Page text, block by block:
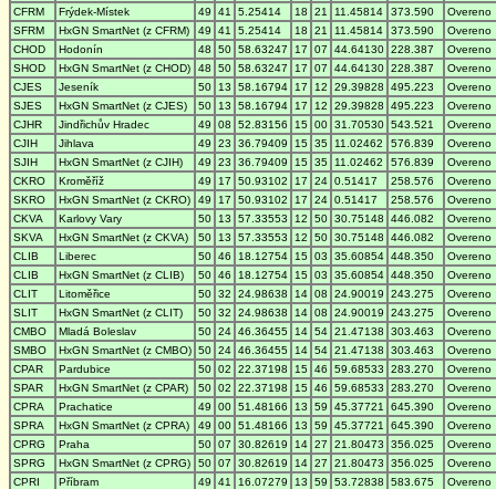
CFRM
Frýdek-Místek 49 41 5.25414 18 21 11.45814 373.590
Overeno
SFRM
HxGN SmartNet (z CFRM) 49 41 5.25414 18 21 11.45814 373.590
Overeno
CHOD
Hodonín 48 50 58.63247 17 07 44.64130 228.387
Overeno
SHOD
HxGN SmartNet (z CHOD) 48 50 58.63247 17 07 44.64130 228.387
Overeno
CJES
Jeseník 50 13 58.16794 17 12 29.39828 495.223
Overeno
SJES
HxGN SmartNet (z CJES) 50 13 58.16794 17 12 29.39828 495.223
Overeno
CJHR
Jindřichův Hradec 49 08 52.83156 15 00 31.70530 543.521
Overeno
CJIH
Jihlava 49 23 36.79409 15 35 11.02462 576.839
Overeno
SJIH
HxGN SmartNet (z CJIH) 49 23 36.79409 15 35 11.02462 576.839
Overeno
CKRO
Kroměříž 49 17 50.93102 17 24 0.51417 258.576
Overeno
SKRO
HxGN SmartNet (z CKRO) 49 17 50.93102 17 24 0.51417 258.576
Overeno
CKVA
Karlovy Vary 50 13 57.33553 12 50 30.75148 446.082
Overeno
SKVA
HxGN SmartNet (z CKVA) 50 13 57.33553 12 50 30.75148 446.082
Overeno
CLIB
Liberec 50 46 18.12754 15 03 35.60854 448.350
Overeno
CLIB
HxGN SmartNet (z CLIB) 50 46 18.12754 15 03 35.60854 448.350
Overeno
CLIT
Litoměřice 50 32 24.98638 14 08 24.90019 243.275
Overeno
SLIT
HxGN SmartNet (z CLIT) 50 32 24.98638 14 08 24.90019 243.275
Overeno
CMBO
Mladá Boleslav 50 24 46.36455 14 54 21.47138 303.463
Overeno
SMBO
HxGN SmartNet (z CMBO) 50 24 46.36455 14 54 21.47138 303.463
Overeno
CPAR
Pardubice 50 02 22.37198 15 46 59.68533 283.270
Overeno
SPAR
HxGN SmartNet (z CPAR) 50 02 22.37198 15 46 59.68533 283.270
Overeno
CPRA
Prachatice 49 00 51.48166 13 59 45.37721 645.390
Overeno
SPRA
HxGN SmartNet (z CPRA) 49 00 51.48166 13 59 45.37721 645.390
Overeno
CPRG
Praha 50 07 30.82619 14 27 21.80473 356.025
Overeno
SPRG
HxGN SmartNet (z CPRG) 50 07 30.82619 14 27 21.80473 356.025
Overeno
CPRI
Příbram 49 41 16.07279 13 59 53.72838 583.675
Overeno